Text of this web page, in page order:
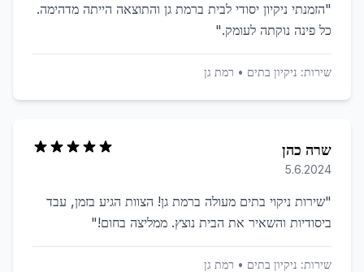
"הזמנתי ניקיון יסודי לבית ברמת גן והתוצאה הייתה מדהימה.
כל פינה נוקתה לעומק."
שירות: ניקיון בתים • רמת גן
שרה כהן
5.6.2024
"שירות ניקוי בתים מעולה ברמת גן! הצוות הגיע בזמן, עבד
ביסודיות והשאיר את הבית נוצץ. ממליצה בחום!"
שירות: ניקיון בתים • רמת גן